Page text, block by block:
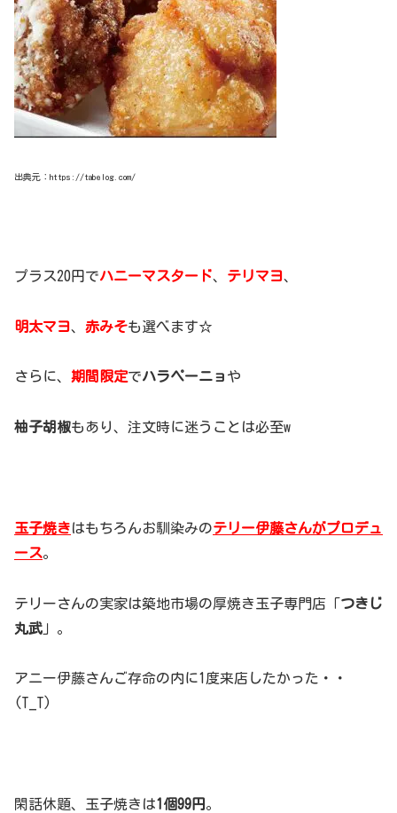
出典元：https://tabelog.com/
プラス20円でハニーマスタード、 テリマヨ、
明太マヨ、 赤みそも選べます☆
さらに、 期間限定でハラペーニョ や
柚子胡椒もあり、注文時に迷うことは必至w
玉子焼きはもちろんお馴染みのテリー伊藤さんがプロデュ
ース。
テリーさんの実家は築地市場の厚焼き玉子専門店「つきじ
丸武 」。
アニー伊藤さんご存命の内に1度来店したかった・・
(T_T)
閑話休題、玉子焼きは1個99円 。